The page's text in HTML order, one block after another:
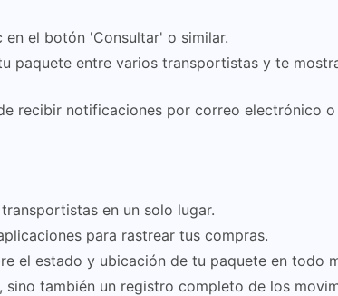
en el botón 'Consultar' o similar.
paquete entre varios transportistas y te
recibir notificaciones por correo electrónico
en un solo lugar.
para rastrear tus compras.
el estado y ubicación de tu paquete en todo
sino también un registro completo de los